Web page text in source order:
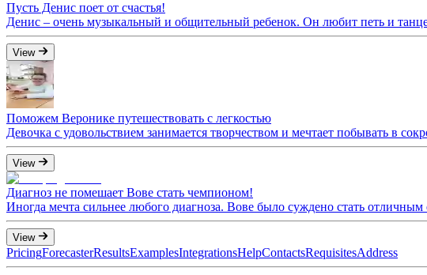
Пусть Денис поет от счастья!
Денис – очень музыкальный и общительный ребенок. Он любит петь и
View
Поможем Веронике путешествовать с легкостью
Девочка с удовольствием занимается творчеством и мечтает побывать в
View
Диагноз не помешает Вове стать чемпионом!
Иногда мечта сильнее любого диагноза. Вове было суждено стать
View
PricingForecasterResultsExamplesIntegrationsHelpContactsRequisitesAddress